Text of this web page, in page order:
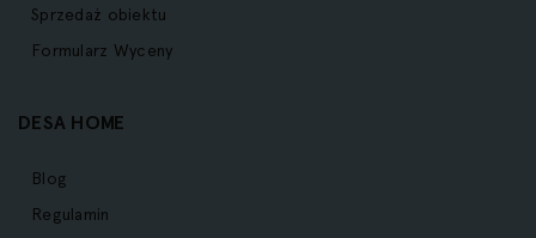
Sprzedaż obiektu
Formularz Wyceny
DESA HOME
Blog
Regulamin